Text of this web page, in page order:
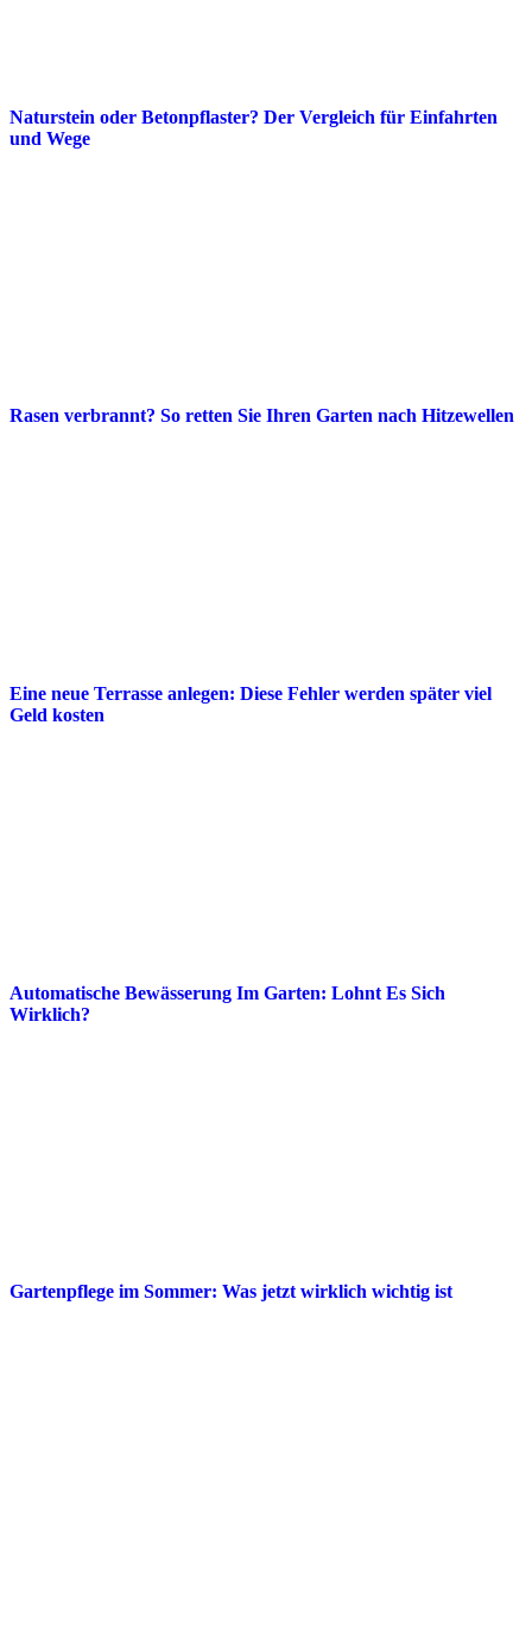
Naturstein oder Betonpflaster? Der Vergleich für Einfahrten
und Wege
Rasen verbrannt? So retten Sie Ihren Garten nach Hitzewellen
Eine neue Terrasse anlegen: Diese Fehler werden später viel
Geld kosten
Automatische Bewässerung Im Garten: Lohnt Es Sich
Wirklich?
Gartenpflege im Sommer: Was jetzt wirklich wichtig ist